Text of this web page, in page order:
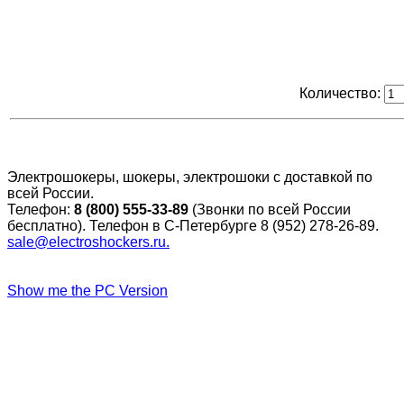
Количество:
Электрошокеры, шокеры, электрошоки с доставкой по
всей России.
Телефон: 8 (800) 555-33-89 (Звонки по всей России
бесплатно). Телефон в С-Петербурге 8 (952) 278-26-89.
sale@electroshockers.ru.
Show me the PC Version